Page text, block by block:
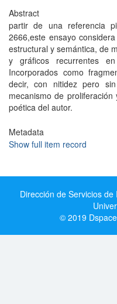
Abstract
partir de una referencia
2666,este ensayo
estructural y semántica, de
y gráficos recurrentes
Incorporados como
decir, con nitidez pero
mecanismo de
poética del autor.
Metadata
Show full item record
Dirección de Servicios
© 2019